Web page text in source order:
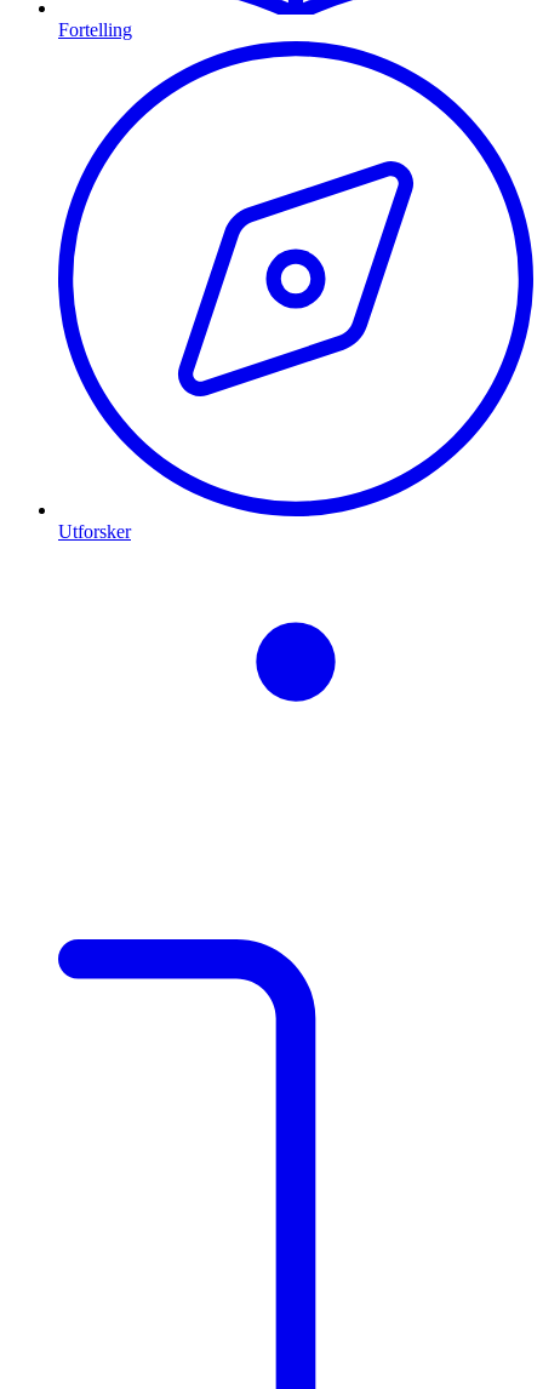
Fortelling
Utforsker